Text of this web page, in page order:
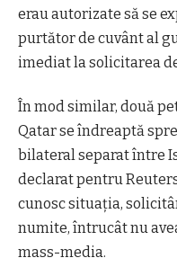
erau autorizate să se
purtător de cuvânt al
imediat la solicitarea
În mod similar, două
Qatar se îndreaptă
bilateral separat între
declarat pentru
cunosc situația,
numite, întrucât nu
mass-media.